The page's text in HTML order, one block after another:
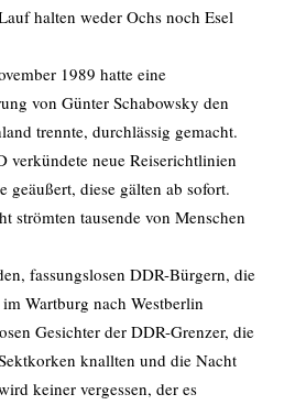
halten weder Ochs noch Esel
1989 hatte eine
von Günter Schabowsky den
trennte, durchlässig gemacht.
verkündete neue Reiserichtlinien
geäußert, diese gälten ab sofort.
strömten tausende von Menschen
fassungslosen DDR-Bürgern, die
Wartburg nach Westberlin
Gesichter der DDR-Grenzer, die
knallten und die Nacht
keiner vergessen, der es